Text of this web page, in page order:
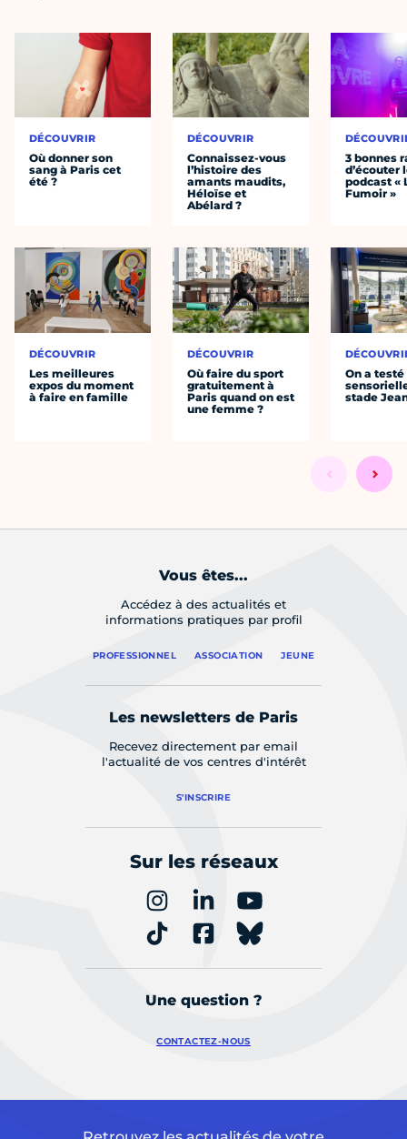
DÉCOUVRIR
Où donner son
sang à Paris cet
été ?
DÉCOUVRIR
Les meilleures
expos du moment
à faire en famille
DÉCOUVRIR
Connaissez-vous
l’histoire des
amants maudits,
Héloïse et
Abélard ?
DÉCOUVRIR
Où faire du sport
gratuitement à
Paris quand on est
une femme ?
3 bonnes
d’écouter
podcast «
Fumoir »
On a
stade
Vous êtes...
Accédez à des actualités et
informations pratiques par profil
PROFESSIONNEL ASSOCIATION JEUNE
Les newsletters de Paris
Recevez directement par email
l'actualité de vos centres d'intérêt
S'INSCRIRE
Sur les réseaux
Une question ?
CONTACTEZ-NOUS